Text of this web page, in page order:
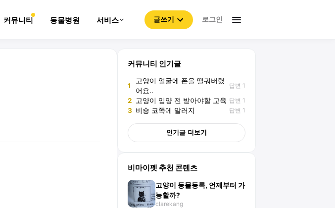
커뮤니티 동물병원 서비스 글쓰기 로그인
커뮤니티 인기글
1
고양이 얼굴에 폰을 떨궈버렸
어요..
답변 1
2 고양이 입양 전 받아야할 교육 답변 1
3 비숑 코쪽에 알러지 답변 1
인기글 더보기
비마이펫 추천 콘텐츠
고양이 동물등록, 언제부터 가
능할까?
clarekang